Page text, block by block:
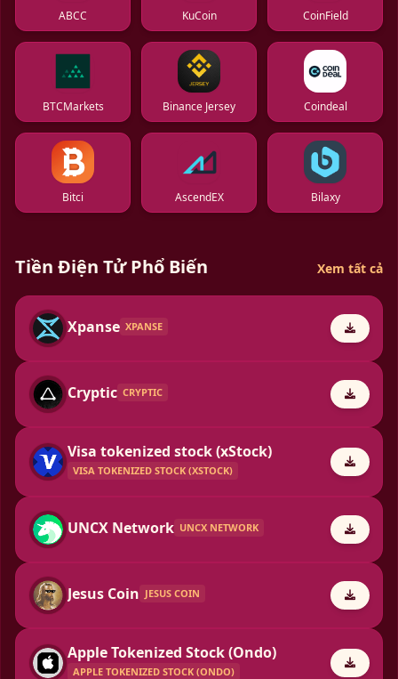
ABCC KuCoin CoinField
BTCMarkets Binance Jersey Coindeal
Bitci AscendEX Bilaxy
Tiền Điện Tử Phổ Biến Xem tất cả
Xpanse XPANSE
Cryptic CRYPTIC
Visa tokenized stock (xStock)
VISA TOKENIZED STOCK (XSTOCK)
UNCX Network UNCX NETWORK
Jesus Coin JESUS COIN
Apple Tokenized Stock (Ondo)
APPLE TOKENIZED STOCK (ONDO)